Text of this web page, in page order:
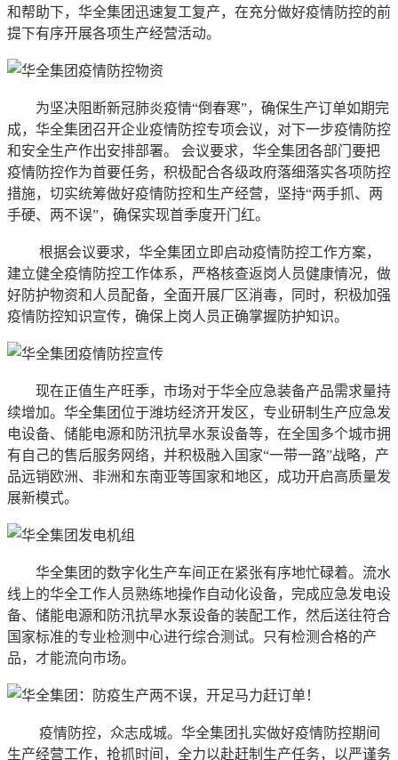
和帮助下，华全集团迅速复工复产，在充分做好疫情防控的前
提下有序开展各项生产经营活动。
为坚决阻断新冠肺炎疫情“倒春寒”，确保生产订单如期完
成，华全集团召开企业疫情防控专项会议，对下一步疫情防控
和安全生产作出安排部署。 会议要求，华全集团各部门要把
疫情防控作为首要任务，积极配合各级政府落细落实各项防控
措施，切实统筹做好疫情防控和生产经营，坚持“两手抓、两
手硬、两不误”，确保实现首季度开门红。
根据会议要求，华全集团立即启动疫情防控工作方案，
建立健全疫情防控工作体系，严格核查返岗人员健康情况，做
好防护物资和人员配备，全面开展厂区消毒，同时，积极加强
疫情防控知识宣传，确保上岗人员正确掌握防护知识。
现在正值生产旺季，市场对于华全应急装备产品需求量持
续增加。华全集团位于潍坊经济开发区，专业研制生产应急发
电设备、储能电源和防汛抗旱水泵设备等，在全国多个城市拥
有自己的售后服务网络，并积极融入国家“一带一路”战略，产
品远销欧洲、非洲和东南亚等国家和地区，成功开启高质量发
展新模式。
华全集团的数字化生产车间正在紧张有序地忙碌着。流水
线上的华全工作人员熟练地操作自动化设备，完成应急发电设
备、储能电源和防汛抗旱水泵设备的装配工作，然后送往符合
国家标准的专业检测中心进行综合测试。只有检测合格的产
品，才能流向市场。
疫情防控，众志成城。华全集团扎实做好疫情防控期间
生产经营工作，抢抓时间，全力以赴赶制生产任务，以严谨务